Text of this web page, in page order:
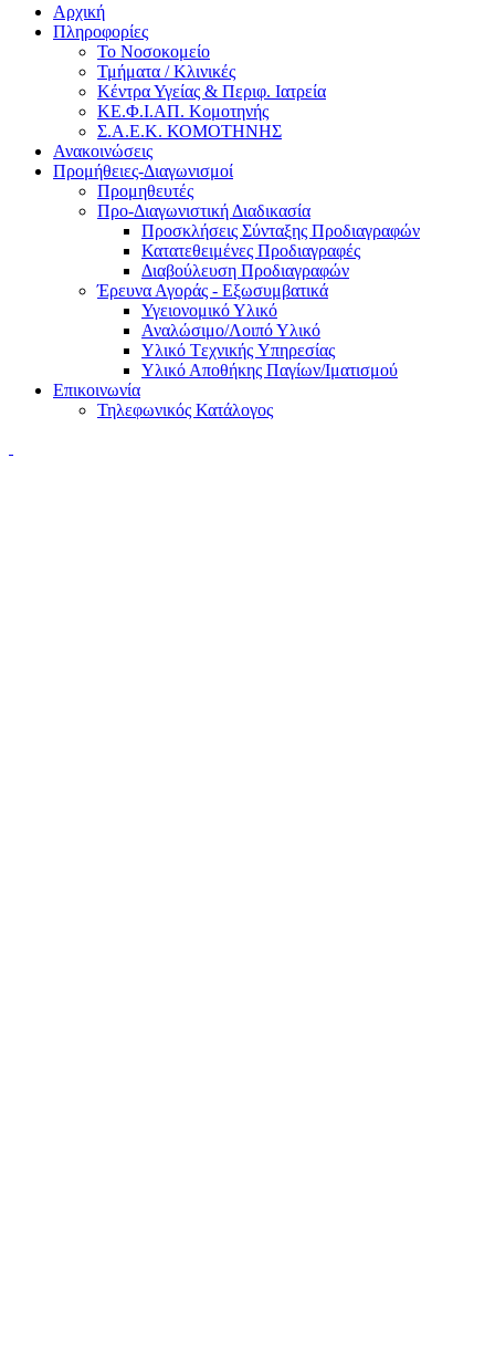
Αρχική
Πληροφορίες
Το Νοσοκομείο
Τμήματα / Κλινικές
Κέντρα Υγείας & Περιφ. Ιατρεία
ΚΕ.Φ.Ι.ΑΠ. Κομοτηνής
Σ.Α.Ε.Κ. ΚΟΜΟΤΗΝΗΣ
Ανακοινώσεις
Προμήθειες-Διαγωνισμοί
Προμηθευτές
Προ-Διαγωνιστική Διαδικασία
Προσκλήσεις Σύνταξης Προδιαγραφών
Κατατεθειμένες Προδιαγραφές
Διαβούλευση Προδιαγραφών
Έρευνα Αγοράς - Εξωσυμβατικά
Υγειονομικό Υλικό
Αναλώσιμο/Λοιπό Υλικό
Υλικό Tεχνικής Yπηρεσίας
Υλικό Αποθήκης Παγίων/Ιματισμού
Επικοινωνία
Τηλεφωνικός Κατάλογος